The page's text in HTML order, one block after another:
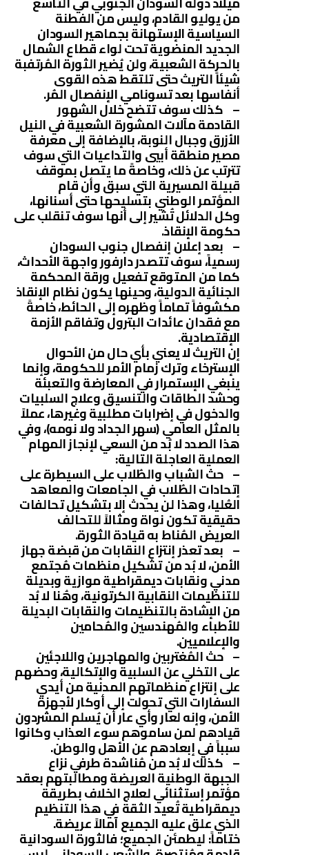
من يوليو القادم، وليس من الفطنة
السياسية الإستهانة بجماهير السودان
الجديد المنضوية تحت لواء قطاع الشمال
بالحركة الشعبية، ولن يُضير الثورة المُرتفبة
شيئاً التريث حتى تلتقط هذه القوى
أنفاسها بعد تسونامي الإنفصال المُر.
– كذلك سوف تتضح خلال الشهور
القادمة مآلات المشورة الشعبية في النيل
الأزرق وجبال النوبة، بالإضافة إلى معرفة
مصير منطقة أبيي والتداعيات التي سوف
تترتب عن ذلك، وخاصةً ما يتصل بموقف
قبيلة المسيرية التي سبق وأن قام
المؤتمر الوطني بتسليحها حتى أسنانها،
وكل الدلائل تُشير إلى أنها سوف تنقلب على
حكومة الإنقاذ.
– بعد إعلان إنفصال جنوب السودان
رسمياً، سوف تتصدر دارفور واجهة الأحداث،
كما من المتوقع تفعيل ورقة المحكمة
الجنائية الدولية، وحينها يكون نظام الإنقاذ
مكشوفاً تماماً وظهره إلى الحائط، خاصةً
مع فقدان عائدات البترول وتفاقم الأزمة
الإقتصادية.
إن التريث لا يعني بأي حال من الأحوال
الإسترخاء وترك زمام الأمر للحكومة، وإنما
ينبغي الإستمرار في المعارضة والتعبئة
وحشد الطاقات والتنسيق وعلاج السلبيات
والدخول في إضرابات مطلبية وغيرها، عملاً
بالمثل العامي (سهر الجداد ولا نومه)، وفي
هذا الصدد لا بُد من السعي لإنجاز المهام
العملية العاجلة التالية:
– حث الشباب والطُلاب على السيطرة على
إتحادات الطُلاب في الجامعات والمعاهد
العُليا، وهذا لن يحدث إلا بتشكيل تحالفات
حقيقية تكون نواة ومثالاً للتحالف
العريض المُناط به قيادة الثورة.
– بعد تعذر إنتزاع النقابات من قبضة جهاز
الأمن، لا بُد من تشكيل منظمات مُجتمع
مدني ونقابات ديمقراطية موازية وبديلة
للتنظيمات النقابية الكرتونية، وهُنا لا بُد
من الإشادة بالتنظيمات والنقابات البديلة
للأطباء والمُهندسين والمُحامين
والإعلاميين.
– حث المُغتربين والمهاجرين واللاجئين
على التخلي عن السلبية والإتكالية، وحضهم
على إنتزاع منظماتهم المدنية من أيدي
السفارات التي تحولت إلى أوكار لأجهزة
الأمن، وإنه لعار وأي عار أن يُسلم المشردون
قيادهم لمن ساموهم سوء العذاب وكانوا
سبباً في إبعادهم عن الأهل والوطن.
– كذلك لا بُد من مُناشدة طرفي نزاع
الجبهة الوطنية العريضة ومطالبتهم بعقد
مؤتمر إستثنائي لعلاج الخلاف بطريقة
ديمقراطية تُعيد الثقة في هذا التنظيم
الذي علق عليه الجميع آمالاً عريضة.
ختاماً: ليطمئن الجميع؛ فالثورة السودانية